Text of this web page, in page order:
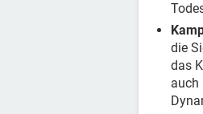
die
das
auch